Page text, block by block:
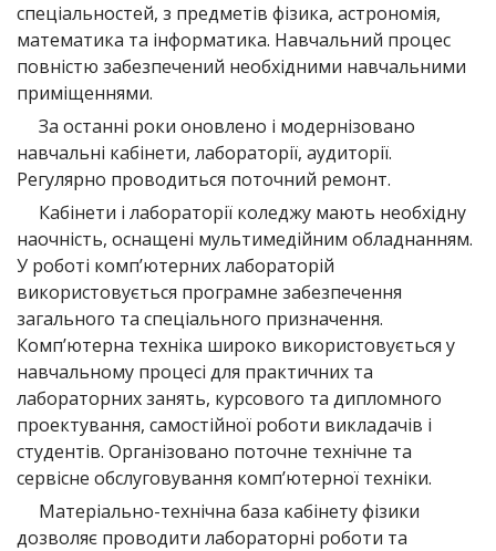
спеціальностей, з предметів фізика, астрономія,
математика та інформатика. Навчальний процес
повністю забезпечений необхідними навчальними
приміщеннями.
За останні роки оновлено і модернізовано
навчальні кабінети, лабораторії, аудиторії.
Регулярно проводиться поточний ремонт.
Кабінети і лабораторії коледжу мають необхідну
наочність, оснащені мультимедійним обладнанням.
У роботі комп’ютерних лабораторій
використовується програмне забезпечення
загального та спеціального призначення.
Комп’ютерна техніка широко використовується у
навчальному процесі для практичних та
лабораторних занять, курсового та дипломного
проектування, самостійної роботи викладачів і
студентів. Організовано поточне технічне та
сервісне обслуговування комп’ютерної техніки.
Матеріально-технічна база кабінету фізики
дозволяє проводити лабораторні роботи та